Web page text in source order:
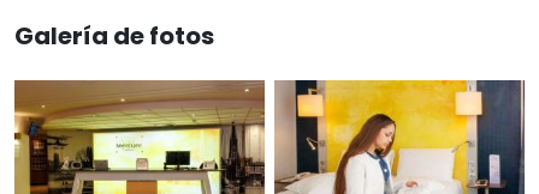
Galería de fotos